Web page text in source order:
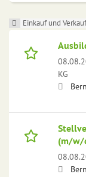
Einkauf und
KG
(m/w/